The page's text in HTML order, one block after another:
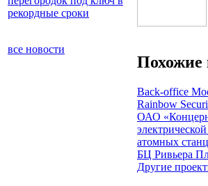
рекордные сроки
все новости
Похожие
Back-office
Rainbow
ОАО
атомных
БЦ Ривьера
Другие